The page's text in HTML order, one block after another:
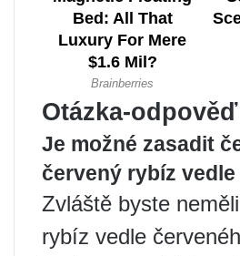
Otázka-odpověď
Je možné zasadit
červený rybíz vedle
Zvláště byste
rybíz vedle